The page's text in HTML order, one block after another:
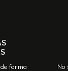
forma
No